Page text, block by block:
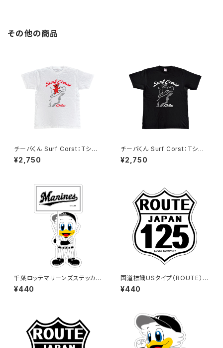
その他の商品
チーバくん Surf Corst：Tシャ
ツ（White）
¥2,750
チーバくん Surf Corst：Tシャ
ツ（Black）
¥2,750
千葉ロッテマリーンズステッカー
12
¥440
国道標識USタイプ（ROUTE）ス
テッカー 125号線（ホワイト）
¥440